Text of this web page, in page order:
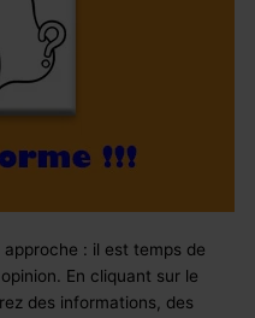
: il est temps de
En cliquant sur le
des informations, des